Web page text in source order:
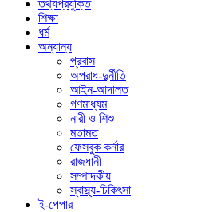
তথ্যপ্রযুক্তি
শিক্ষা
ধর্ম
অন্যান্য
প্রবাস
অপরাধ-দুর্নীতি
আইন-আদালত
গণমাধ্যম
নারী ও শিশু
মতামত
ফেসবুক কর্নার
রাজধানী
সম্পাদকীয়
স্বাস্থ্য-চিকিৎসা
ই-পেপার